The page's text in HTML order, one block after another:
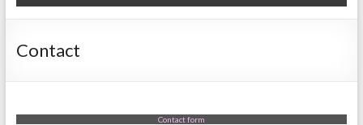
Contact
Contact form